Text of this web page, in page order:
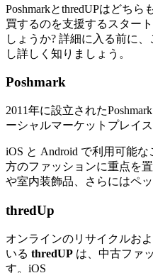
PoshmarkとthredUPはどち
買するのを支援するスター
しょうか? 詳細に入る前に
し詳しく知りましょう。
Poshmark
2011年に設立された
ーシャルマーケットプレイス
iOS と Android で利用可能
方のファッションに重点を
や室内装飾品、さらにはペ
thredUp
オンラインのリサイクルお
いる thredUP は、中古ファ
す。iOS